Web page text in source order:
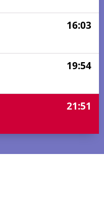
16:03
19:54
21:51